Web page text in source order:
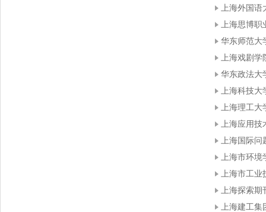
上海外国
上海思博
华东师范大
上海戏剧学
华东政法大
上海科技
上海理工大
上海应用技
上海国际
上海市环境
上海市工
上海探索
上海建工